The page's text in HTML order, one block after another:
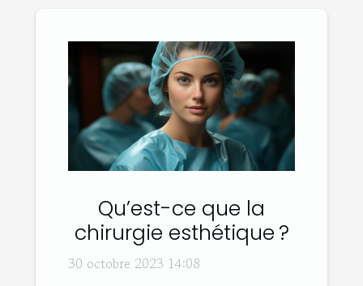
Qu’est-ce que la
chirurgie esthétique ?
30 octobre 2023 14:08